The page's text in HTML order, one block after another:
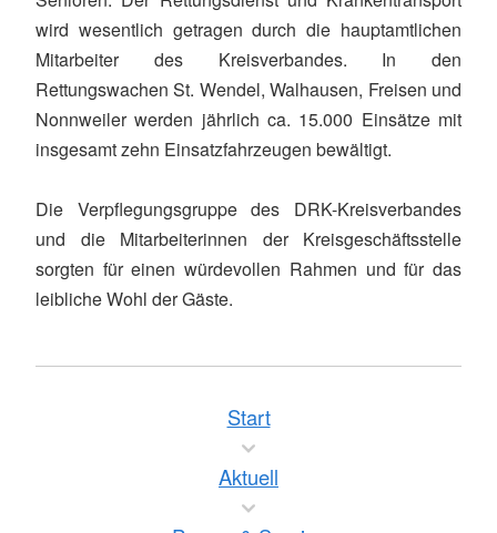
wird wesentlich getragen durch die hauptamtlichen
Mitarbeiter des Kreisverbandes. In den
Rettungswachen St. Wendel, Walhausen, Freisen und
Nonnweiler werden jährlich ca. 15.000 Einsätze mit
insgesamt zehn Einsatzfahrzeugen bewältigt.
Die Verpflegungsgruppe des DRK-Kreisverbandes
und die Mitarbeiterinnen der Kreisgeschäftsstelle
sorgten für einen würdevollen Rahmen und für das
leibliche Wohl der Gäste.
Start
Aktuell